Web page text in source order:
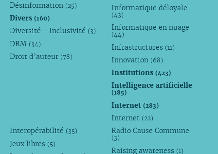
Désinformation (25)
Divers (160)
Diversité - Inclusivité (3)
DRM (34)
Droit d’auteur (78)
Informatique déloyale
(43)
Informatique en nuage
(44)
Infrastructures (11)
Innovation (68)
Institutions(423)
Intelligence artificielle
(185)
Internet(283)
Internet (22)
Interopérabilité (35)
Jeux libres (5)
Radio Cause Commune
(3)
Raising awareness (1)